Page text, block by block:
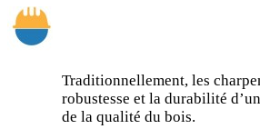
Traditionnellement, les
robustesse et la durabilité
de la qualité du bois.